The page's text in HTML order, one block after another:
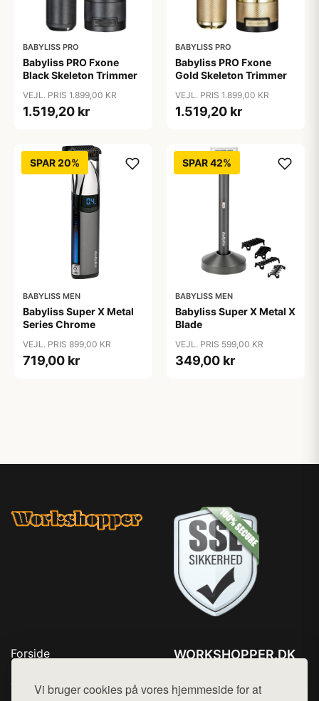
Vi bruger cookies på vores hjemmeside for at
BABYLISS PRO
Babyliss PRO Fxone
Black Skeleton Trimmer
VEJL. PRIS 1.899,00 KR
1.519,20 kr
BABYLISS PRO
Babyliss PRO Fxone
Gold Skeleton Trimmer
VEJL. PRIS 1.899,00 KR
1.519,20 kr
SPAR 20%
BABYLISS MEN
Babyliss Super X Metal
Series Chrome
VEJL. PRIS 899,00 KR
719,00 kr
SPAR 42%
BABYLISS MEN
Babyliss Super X Metal X
Blade
VEJL. PRIS 599,00 KR
349,00 kr
Forside
Top Rabatter
WORKSHOPPER.DK